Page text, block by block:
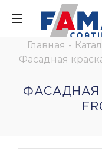
Главная -
Фасадная
ФАСАДНАЯ